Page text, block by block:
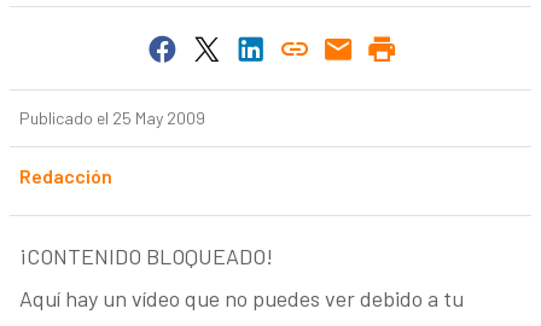
Publicado el 25 May 2009
Redacción
¡CONTENIDO BLOQUEADO!
Aquí hay un vídeo que no puedes ver debido a tu